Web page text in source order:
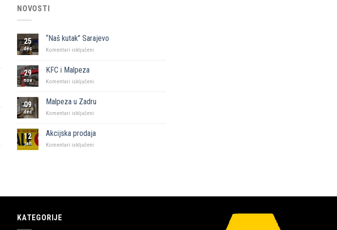
NOVOSTI
25
dec
“Naš kutak” Sarajevo
Komentari isključeni
29
nov
KFC i Malpeza
Komentari isključeni
Malpeza
09
dec
Malpeza u Zadru
Komentari isključeni
Zadru
12
jan
Akcijska prodaja
Komentari isključeni
KATEGORIJE